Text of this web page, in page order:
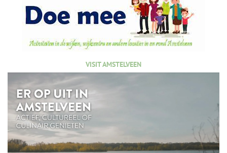
VISIT AMSTELVEEN